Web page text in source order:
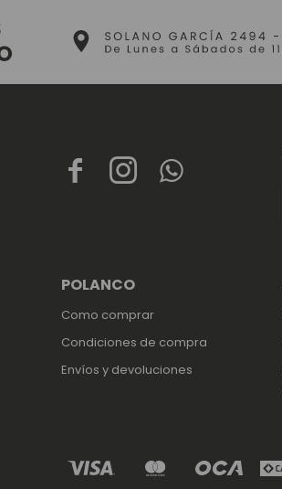
  
POLANCO
Como comprar
Condiciones de compra
Envíos y devoluciones